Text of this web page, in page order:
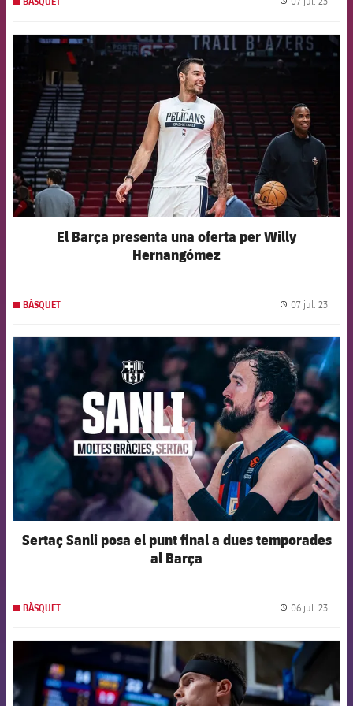
FCB Barcelona badge
El Barça presenta una oferta per Willy
Hernangómez
BÀSQUET 07 jul. 23
FCB Barcelona badge
Sertaç Sanli posa el punt final a dues temporades
al Barça
BÀSQUET 06 jul. 23
FCB Barcelona badge